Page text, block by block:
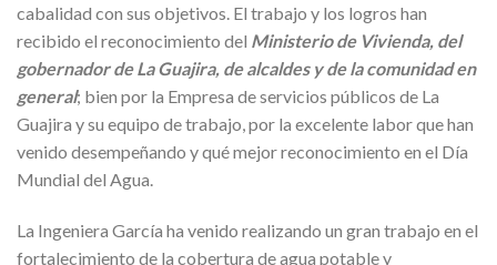
cabalidad con sus objetivos. El trabajo y los logros han
recibido el reconocimiento del Ministerio de Vivienda, del
gobernador de La Guajira, de alcaldes y de la comunidad en
general; bien por la Empresa de servicios públicos de La
Guajira y su equipo de trabajo, por la excelente labor que han
venido desempeñando y qué mejor reconocimiento en el Día
Mundial del Agua.
La Ingeniera García ha venido realizando un gran trabajo en el
fortalecimiento de la cobertura de agua potable y